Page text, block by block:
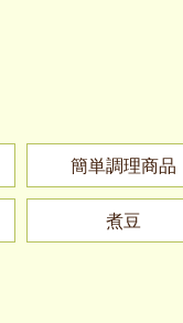
簡単調理商品
煮豆